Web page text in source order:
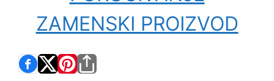
ZAMENSKI PROIZVOD